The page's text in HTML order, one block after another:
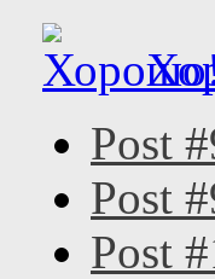
Post
Post
Post